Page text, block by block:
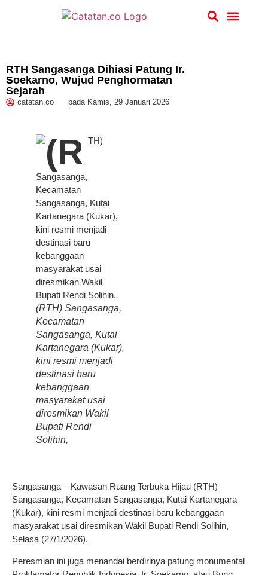
RTH Sangasanga Dihiasi Patung Ir.
Soekarno, Wujud Penghormatan
Sejarah
catatan.co pada Kamis, 29 Januari 2026
(RTH) Sangasanga,
Kecamatan
Sangasanga, Kutai
Kartanegara (Kukar),
kini resmi menjadi
destinasi baru
kebanggaan
masyarakat usai
diresmikan Wakil
Bupati Rendi
Solihin,
Sangasanga – Kawasan Ruang Terbuka Hijau (RTH)
Sangasanga, Kecamatan Sangasanga, Kutai Kartanegara
(Kukar), kini resmi menjadi destinasi baru kebanggaan
masyarakat usai diresmikan Wakil Bupati Rendi Solihin,
Selasa (27/1/2026).
Peresmian ini juga menandai berdirinya patung monumental